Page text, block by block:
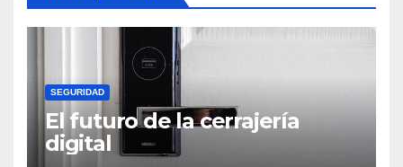
SEGURIDAD
El futuro de la cerrajería
digital